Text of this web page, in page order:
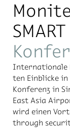
In­ter­na­tio­na­le
ten Ein­bli­cke in
Kon­fe­renz in
East Asia
wird ei­nen
through